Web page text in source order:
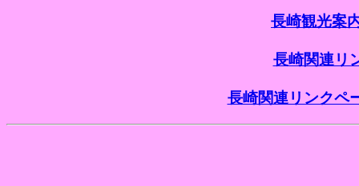
長崎観光案
長崎関連リ
長崎関連リンクペ